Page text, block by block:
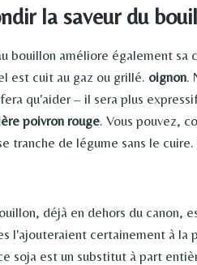
la saveur du
bouillon améliore également
est cuit au gaz ou grillé. oignon.
qu'aider – il sera plus
poivron rouge. Vous pouvez,
tranche de légume sans le
déjà en dehors du canon,
l'ajouteraient certainement à la
soja est un substitut à part